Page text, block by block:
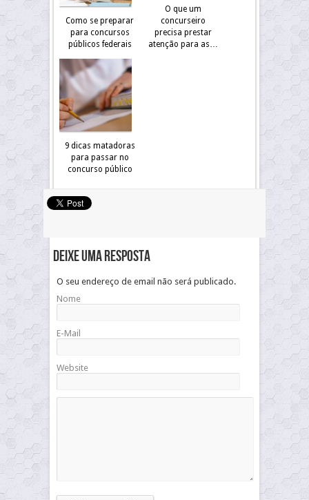
Como se preparar
para concursos
públicos federais
O que um
concurseiro
precisa prestar
atenção para as…
9 dicas matadoras
para passar no
concurso público
Deixe uma resposta
O seu endereço de email não será publicado.
Nome
E-Mail
Website